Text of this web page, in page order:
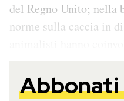
del Regno Unito; nella
norme sulla caccia in
Abbonati